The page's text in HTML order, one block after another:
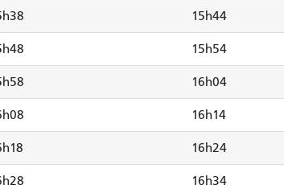
15h44
15h54
16h04
16h14
16h24
16h34